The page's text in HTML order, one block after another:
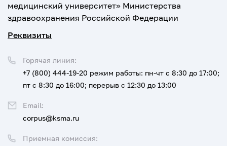
медицинский университет» Министерства
здравоохранения Российской Федерации
Реквизиты
Приемная комиссия:
Горячая линия:
+7 (800) 444-19-20 режим работы: пн-чт с 8:30 до 17:00;
пт с 8:30 до 16:00; перерыв с 12:30 до 13:00
Email:
corpus@ksma.ru